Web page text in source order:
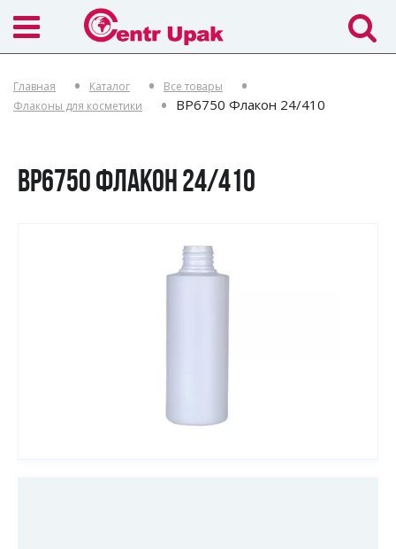
Главная Каталог
Все товары
Флаконы для косметики
BP6750 Флакон 24/410
BP6750 ФЛАКОН 24/410